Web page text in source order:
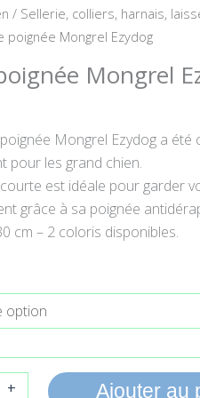
/ Sellerie, colliers, harnais,
poignée Mongrel Ezydog
Mongrel
Mongrel Ezydog a été
pour les grand chien.
est idéale pour garder
grâce à sa poignée
cm – 2 coloris disponibles.
+ Ajouter au